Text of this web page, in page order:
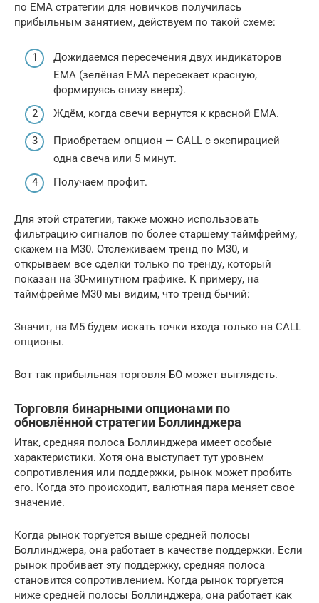
по ЕМА стратегии для новичков получилась
прибыльным занятием, действуем по такой схеме:
Дожидаемся пересечения двух индикаторов
ЕМА (зелёная ЕМА пересекает красную,
формируясь снизу вверх).
Ждём, когда свечи вернутся к красной ЕМА.
Приобретаем опцион — CALL с экспирацией
одна свеча или 5 минут.
Получаем профит.
Для этой стратегии, также можно использовать
фильтрацию сигналов по более старшему таймфрейму,
скажем на М30. Отслеживаем тренд по М30, и
открываем все сделки только по тренду, который
показан на 30-минутном графике. К примеру, на
таймфрейме М30 мы видим, что тренд бычий:
Значит, на М5 будем искать точки входа только на CALL
опционы.
Вот так прибыльная торговля БО может выглядеть.
Торговля бинарными опционами по
обновлённой стратегии Боллинджера
Итак, средняя полоса Боллинджера имеет особые
характеристики. Хотя она выступает тут уровнем
сопротивления или поддержки, рынок может пробить
его. Когда это происходит, валютная пара меняет свое
значение.
Когда рынок торгуется выше средней полосы
Боллинджера, она работает в качестве поддержки. Если
рынок пробивает эту поддержку, средняя полоса
становится сопротивлением. Когда рынок торгуется
ниже средней полосы Боллинджера, она работает как